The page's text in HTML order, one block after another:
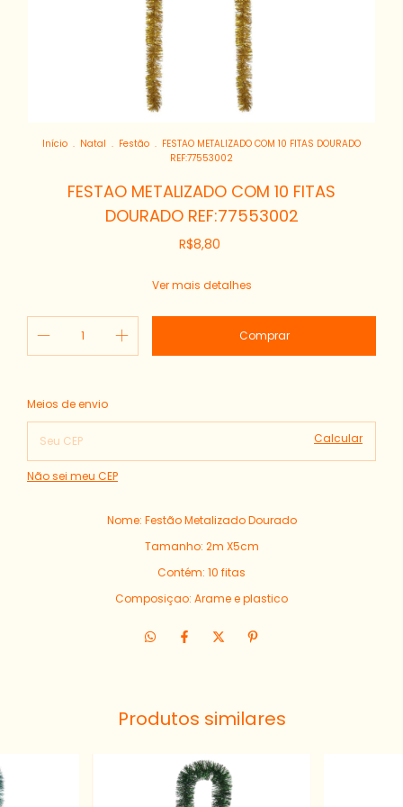
Início . Natal . Festão . FESTAO METALIZADO COM 10 FITAS DOURADO
REF:77553002
FESTAO METALIZADO COM 10 FITAS
DOURADO REF:77553002
R$8,80
Ver mais detalhes
Entregas para o CEP:
Meios de envio
Calcular
Não sei meu CEP
Nome: Festão Metalizado Dourado
Tamanho: 2m X5cm
Contém: 10 fitas
Composiçao: Arame e plastico
Produtos similares